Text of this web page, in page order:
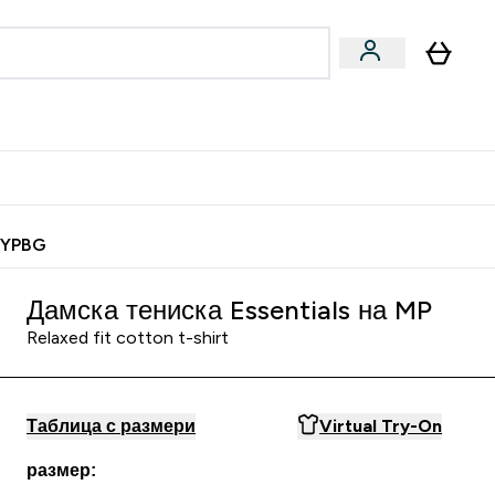
Дамска тениска Essentials на MP
Relaxed fit cotton t-shirt
Таблица с размери Virtual Try-On
размер: